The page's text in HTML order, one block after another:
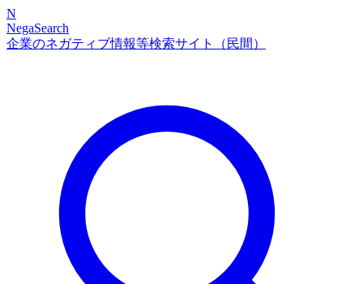
N
NegaSearch
企業のネガティブ情報等検索サイト（民間）